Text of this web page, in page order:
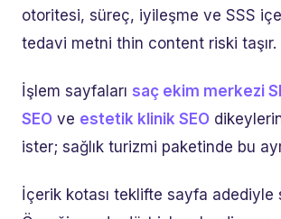
otoritesi, süreç, iyileşme ve SSS
tedavi metni thin content riski taşır.
İşlem sayfaları saç ekim merkezi
SEO ve estetik klinik SEO
ister; sağlık turizmi paketinde bu
İçerik kotası teklifte sayfa adediyle